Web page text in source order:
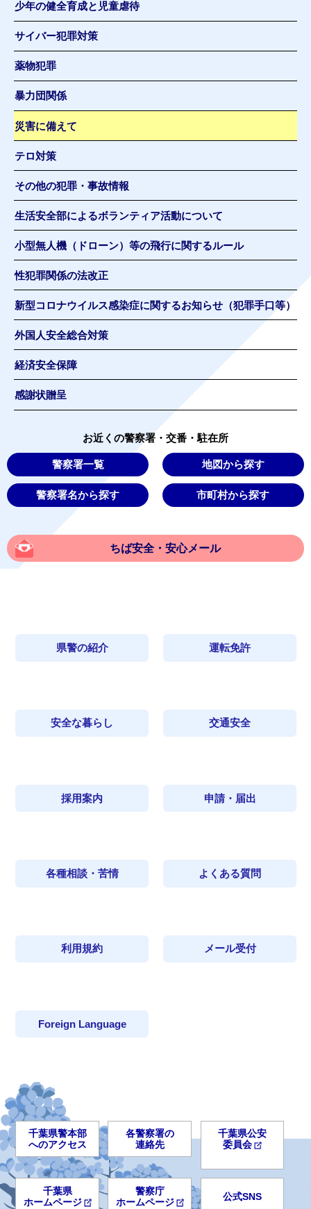
少年の健全育成と児童虐待
サイバー犯罪対策
薬物犯罪
暴力団関係
災害に備えて
テロ対策
その他の犯罪・事故情報
生活安全部によるボランティア活動について
小型無人機（ドローン）等の飛行に関するルール
性犯罪関係の法改正
新型コロナウイルス感染症に関するお知らせ（犯罪手口等）
外国人安全総合対策
経済安全保障
感謝状贈呈
お近くの警察署・交番・駐在所
警察署一覧 地図から探す
警察署名から探す 市町村から探す
ちば安全・安心メール
県警の紹介 運転免許
安全な暮らし 交通安全
採用案内 申請・届出
各種相談・苦情 よくある質問
利用規約 メール受付
Foreign Language
千葉県警本部
へのアクセス
各警察署の
連絡先
千葉県公安
委員会
千葉県
ホームページ
警察庁
ホームページ
公式SNS